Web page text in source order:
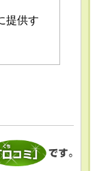
提供す
るよ
開示、